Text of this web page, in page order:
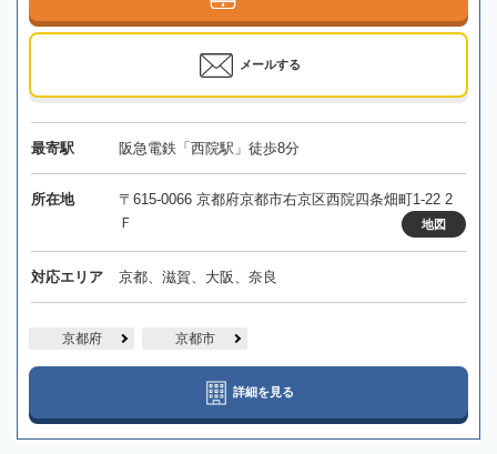
メールする
最寄駅 阪急電鉄「西院駅」徒歩8分
所在地
〒615-0066 京都府京都市右京区西院四条畑町1-22 2
Ｆ
地図
対応エリア 京都、滋賀、大阪、奈良
京都府 京都市
詳細を見る